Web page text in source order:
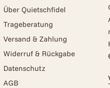
Über Quietschfidel
Trageberatung
Versand & Zahlung
Widerruf & Rückgabe
Datenschutz
AGB